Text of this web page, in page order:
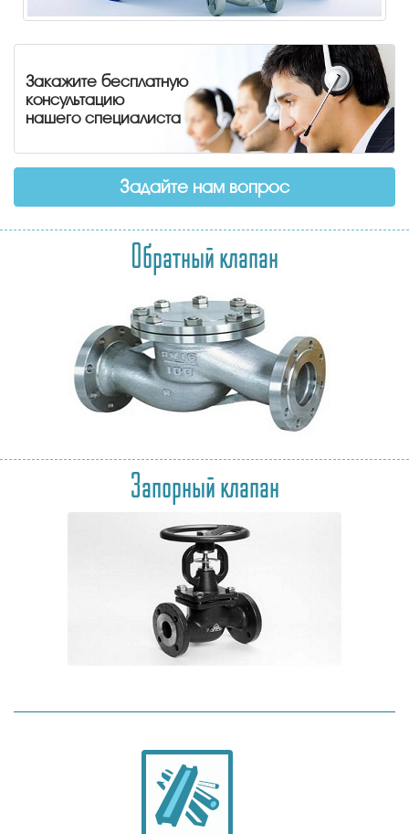
Закажите бесплатную
консультацию
нашего специалиста
Задайте нам вопрос
Обратный клапан
Запорный клапан